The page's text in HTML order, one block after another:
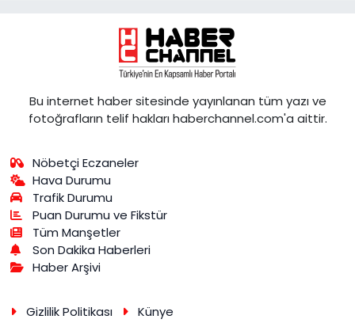
Bu internet haber sitesinde yayınlanan tüm yazı ve
fotoğrafların telif hakları haberchannel.com'a aittir.
Nöbetçi Eczaneler
Hava Durumu
Trafik Durumu
Puan Durumu ve Fikstür
Tüm Manşetler
Son Dakika Haberleri
Haber Arşivi
Gizlilik Politikası Künye